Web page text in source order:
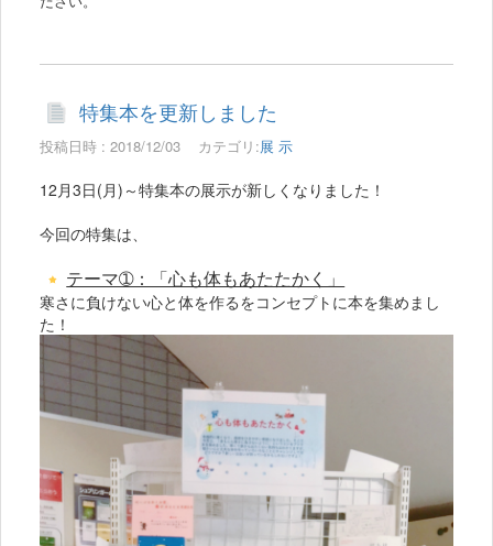
特集本を更新しました
投稿日時 : 2018/12/03 カテゴリ:展 示
12月3日(月)～特集本の展示が新しくなりました！
今回の特集は、
テーマ➀：「心も体もあたたかく」
寒さに負けない心と体を作るをコンセプトに本を集めまし
た！